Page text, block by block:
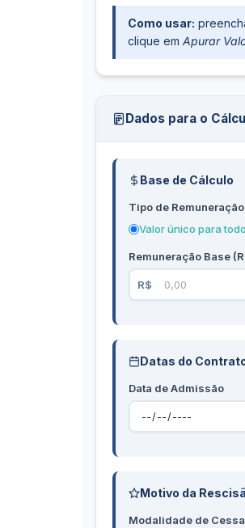
Como usar:
clique em Apurar
Dados para o
Base de Cálculo
Tipo de Remuneração
Valor único para
Remuneração Base
Datas do
Data de Admissão
Motivo da
Modalidade de